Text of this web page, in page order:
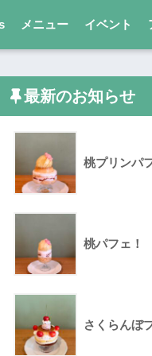
メニュー イベント
最新のお知らせ
桃プリンパ
桃パフェ！
さくらんぼ